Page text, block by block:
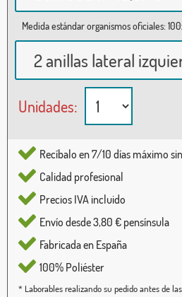
Medida estándar organismos oficiales:
2 anillas lateral
Unidades:
Recíbalo en 7/10 días máximo
Calidad profesional
Precios IVA incluido
Envío desde 3,80 € pensínsula
Fabricada en España
100% Poliéster
* Laborables realizando su pedido antes de